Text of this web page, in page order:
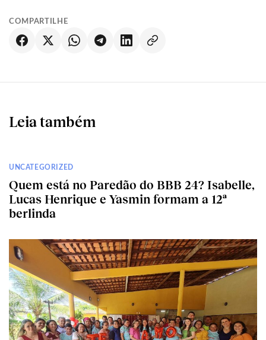
COMPARTILHE
Leia também
UNCATEGORIZED
Quem está no Paredão do BBB 24? Isabelle,
Lucas Henrique e Yasmin formam a 12ª
berlinda